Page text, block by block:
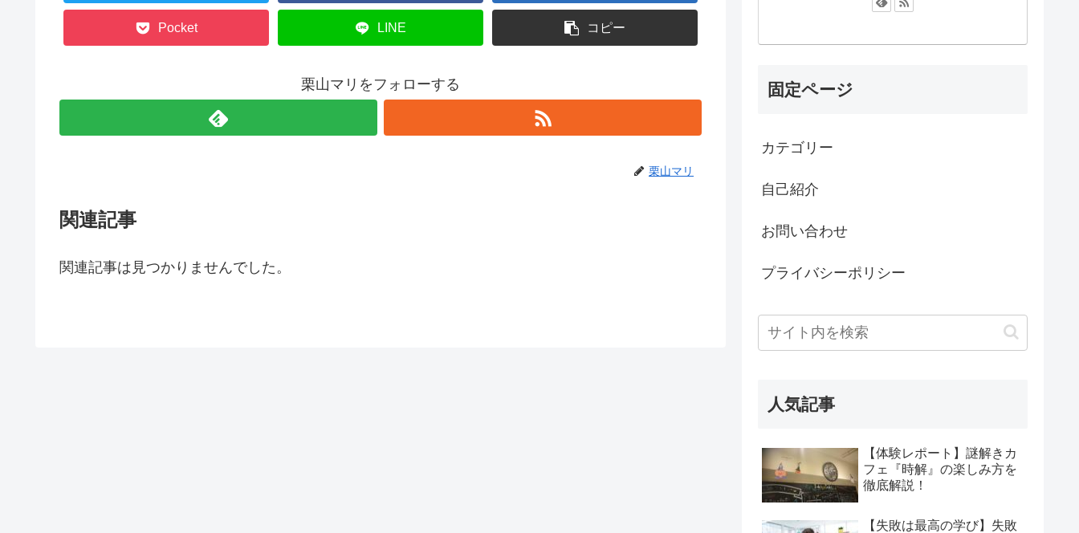
Pocket LINE コピー
栗山マリをフォローする
栗山マリ
関連記事
関連記事は見つかりませんでした。
固定ページ
カテゴリー
自己紹介
お問い合わせ
プライバシーポリシー
人気記事
【体験レポート】謎解きカ
フェ『時解』の楽しみ方を
徹底解説！
【失敗は最高の学び】失敗